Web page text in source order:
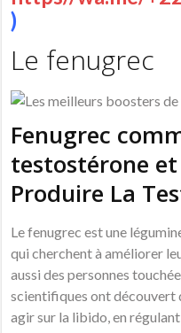
)
Le fenugrec
Fenugrec
testostérone
Produire La
Le fenugrec est une
qui cherchent à améliorer
aussi des personnes
scientifiques ont découvert
agir sur la libido, en